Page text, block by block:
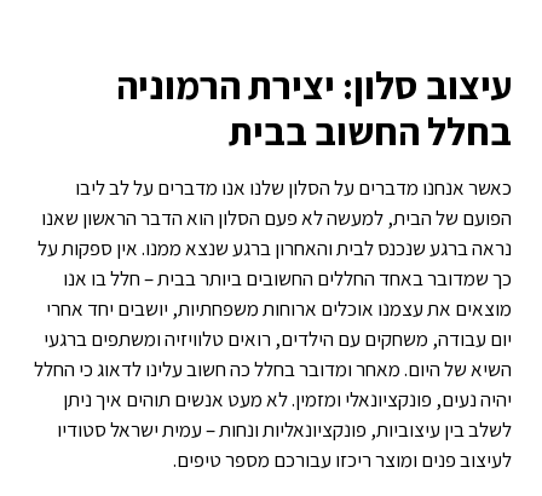
עיצוב סלון: יצירת הרמוניה
בחלל החשוב בבית
כאשר אנחנו מדברים על הסלון שלנו אנו מדברים על לב ליבו
הפועם של הבית, למעשה לא פעם הסלון הוא הדבר הראשון שאנו
נראה ברגע שנכנס לבית והאחרון ברגע שנצא ממנו. אין ספקות על
כך שמדובר באחד החללים החשובים ביותר בבית – חלל בו אנו
מוצאים את עצמנו אוכלים ארוחות משפחתיות, יושבים יחד אחרי
יום עבודה, משחקים עם הילדים, רואים טלוויזיה ומשתפים ברגעי
השיא של היום. מאחר ומדובר בחלל כה חשוב עלינו לדאוג כי החלל
יהיה נעים, פונקציונאלי ומזמין. לא מעט אנשים תוהים איך ניתן
לשלב בין עיצוביות, פונקציונאליות ונחות – עמית ישראל סטודיו
לעיצוב פנים ומוצר ריכזו עבורכם מספר טיפים.